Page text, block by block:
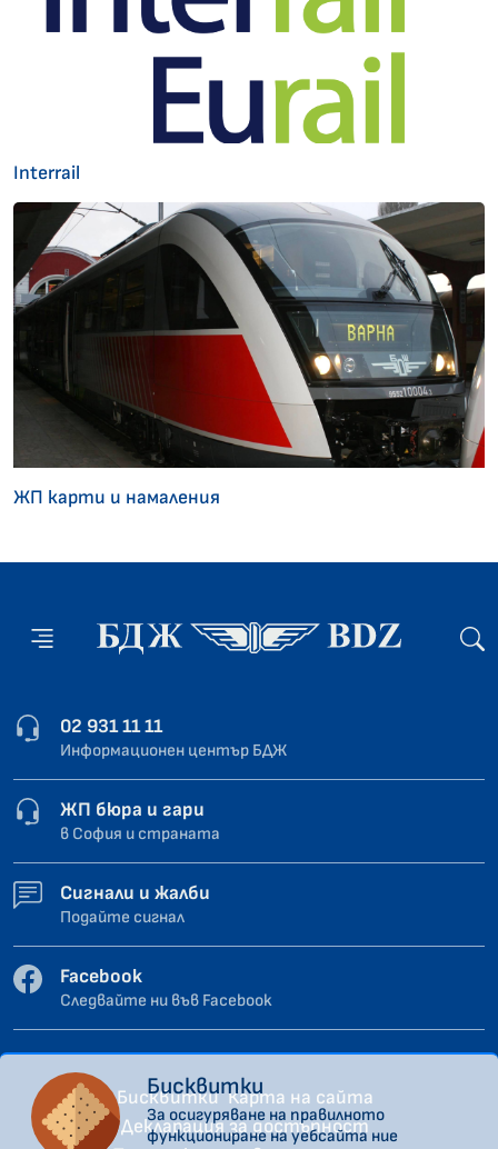
Interrail
ЖП карти и намаления
02 931 11 11
Информационен център БДЖ
ЖП бюра и гари
в София и страната
Сигнали и жалби
Подайте сигнал
Facebook
Следвайте ни във Facebook
Бисквитки Карта на сайта
Декларация за достъпност
Бисквитки
За осигуряване на правилното
функциониране на уебсайта ние